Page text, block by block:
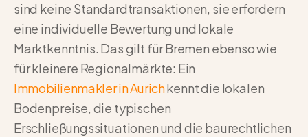
sind keine Standardtransaktionen, sie erfordern
eine individuelle Bewertung und lokale
Marktkenntnis. Das gilt für Bremen ebenso wie
für kleinere Regionalmärkte: Ein
Immobilienmakler in Aurichkennt die lokalen
Bodenpreise, die typischen
Erschließungssituationen und die baurechtlichen